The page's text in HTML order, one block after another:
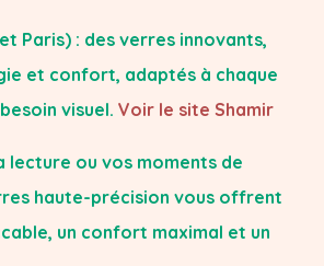
Paris) : des verres innovants,
et confort, adaptés à chaque
visuel. Voir le site Shamir
lecture ou vos moments de
haute-précision vous offrent
un confort maximal et un